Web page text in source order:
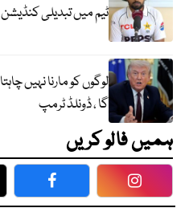
ٹیم میں تبدیلی کنڈیشن
لوگوں کو مارنا نہیں
گا ، ڈونلڈ ٹرمپ
ہمیں فالو کریں
Facebook